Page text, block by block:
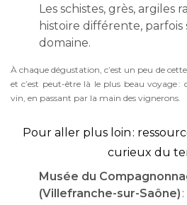
Les schistes, grès,
histoire différente,
domaine.
À chaque dégustation, c’est un peu de
et c’est peut-être là le plus beau voyage :
vin, en passant par la main des vignerons.
Pour aller plus loin :
curieux du
Musée du
(Villefranche-sur-Saône)